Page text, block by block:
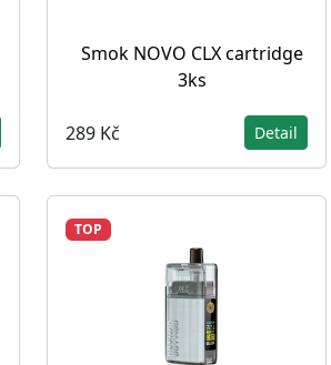
Smok NOVO CLX cartridge
3ks
289 Kč Detail
TOP